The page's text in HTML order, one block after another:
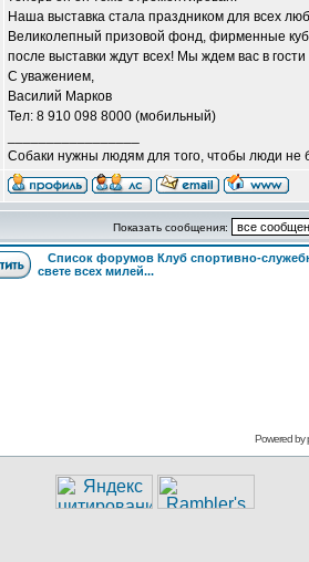
Наша выставка стала праздником для всех
Великолепный призовой фонд, фирменные
после выставки ждут всех! Мы ждем вас в
С уважением,
Василий Марков
Тел: 8 910 098 8000 (мобильный)
Собаки нужны людям для того, чтобы люди не
Показать сообщения:
Список форумов Клуб спортивно-
свете всех милей...
Powered by